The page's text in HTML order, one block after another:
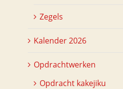
Zegels
Kalender 2026
Opdrachtwerken
Opdracht kakejiku